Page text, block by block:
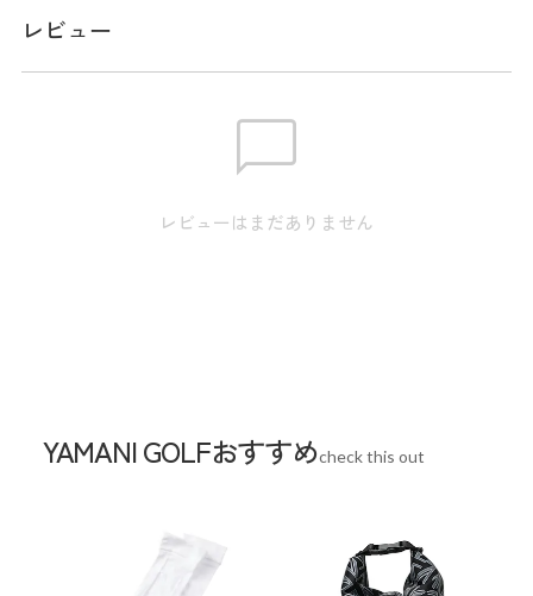
ン。
メーカー品番：THMG6ST6
W39cm / D18cm / H37cm
合成皮革(PU)
生産国
インドネシア
レビュー
レビューはまだありません
YAMANI GOLFおすすめcheck this out